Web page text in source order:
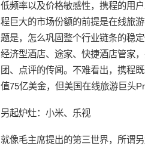
低频率以及价格敏感性，携程的用
程巨大的市场份额的前提是在线旅
题是，怎么巩固整个行业链条的稳
经济型酒店、途家、快捷酒店管家
团、点评的传闻。不难看出，携程
值75亿美金，但美国在线旅游巨头
另起炉灶：小米、乐视
就像毛主席提出的第三世界，所谓